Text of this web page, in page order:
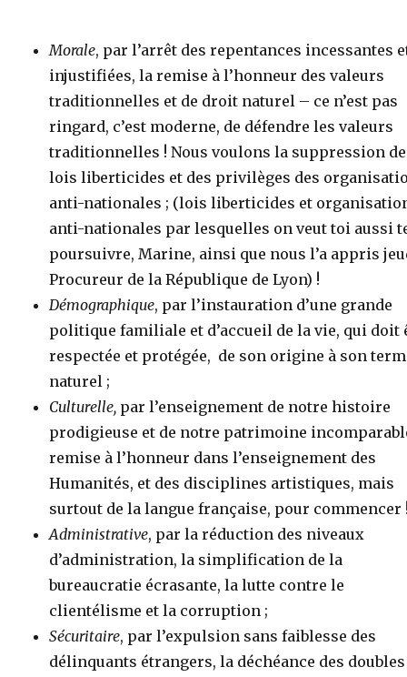
Morale, par l’arrêt des repentances incessantes
injustifiées, la remise à l’honneur des valeurs
traditionnelles et de droit naturel – ce n’est pas
ringard, c’est moderne, de défendre les valeurs
traditionnelles ! Nous voulons la suppression
lois liberticides et des privilèges des
anti-nationales ; (lois liberticides et
anti-nationales par lesquelles on veut toi aussi
poursuivre, Marine, ainsi que nous l’a appris
Procureur de la République de Lyon) !
Démographique, par l’instauration d’une grande
politique familiale et d’accueil de la vie, qui doit
respectée et protégée, de son origine à son
naturel ;
Culturelle, par l’enseignement de notre histoire
prodigieuse et de notre patrimoine
remise à l’honneur dans l’enseignement des
Humanités, et des disciplines artistiques, mais
surtout de la langue française, pour commencer
Administrative, par la réduction des niveaux
d’administration, la simplification de la
bureaucratie écrasante, la lutte contre le
clientélisme et la corruption ;
Sécuritaire, par l’expulsion sans faiblesse des
délinquants étrangers, la déchéance des doubles